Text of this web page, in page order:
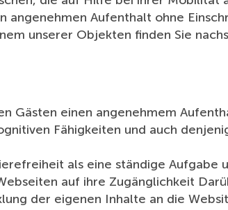
angenehmen Aufenthalt ohne
unserer Objekten finden Sie
Gästen einen angenehmem
Fähigkeiten und auch
als eine ständige Aufgabe
auf ihre Zugänglichkeit
der eigenen Inhalte an die